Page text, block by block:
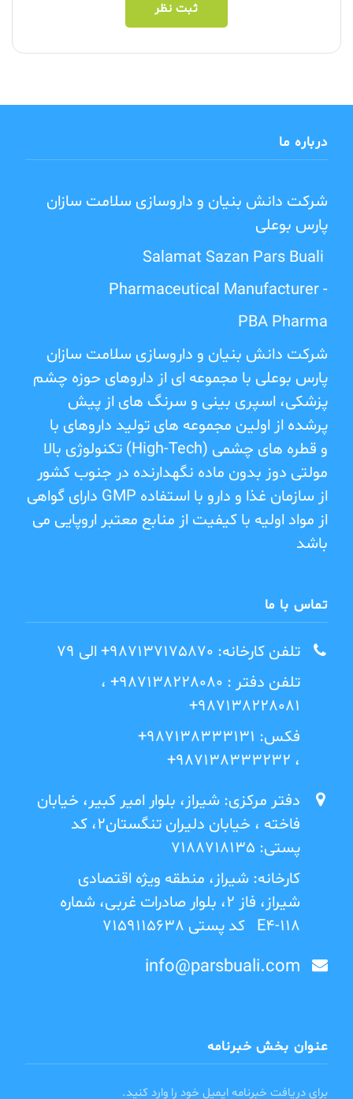
ثبت نظر
عنوان بخش خبرنامه
برای دریافت خبرنامه ایمیل خود را وارد کنید.
تماس با ما
تلفن کارخانه: 987137175870+ الی 79
تلفن دفتر : 987138228080+ ،
987138228081+
فکس: 987138333131+
، 987138333232+
دفتر مرکزی: شیراز، بلوار امیر کبیر، خیابان
فاخته ، خیابان دلیران تنگستان2، کد
پستی: 7188718135
کارخانه: شیراز، منطقه ویژه اقتصادی
شیراز، فاز 2، بلوار صادرات غربی، شماره
E4-118 کد پستی 7159115638
info@parsbuali.com
درباره ما
شرکت دانش بنیان و داروسازی سلامت سازان
پارس بوعلی
Salamat Sazan Pars Buali
Pharmaceutical Manufacturer -
PBA Pharma
شرکت دانش بنیان و داروسازی سلامت سازان
پارس بوعلی با مجموعه ای از داروهای حوزه چشم
پزشکی، اسپری بینی و سرنگ های از پیش
پرشده از اولین مجموعه های تولید داروهای با
تکنولوژی بالا (High-Tech) و قطره های چشمی
مولتی دوز بدون ماده نگهدارنده در جنوب کشور
دارای گواهی GMP از سازمان غذا و دارو با استفاده
از مواد اولیه با کیفیت از منابع معتبر اروپایی می
باشد